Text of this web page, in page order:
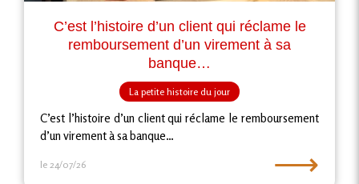
C’est l’histoire d’un client qui réclame le
remboursement d’un virement à sa
banque…
La petite histoire du jour
C’est l’histoire d’un client qui réclame le remboursement
d’un virement à sa banque…
le 24/07/26 ⟶